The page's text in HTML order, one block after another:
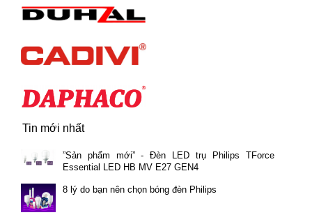
Tin mới nhất
”Sản phẩm mới” - Đèn LED trụ Philips TForce
Essential LED HB MV E27 GEN4
8 lý do bạn nên chọn bóng đèn Philips